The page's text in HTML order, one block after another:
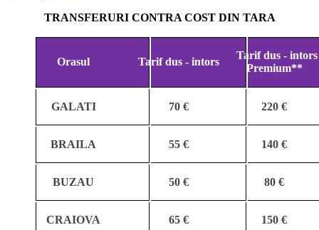
TRANSFERURI CONTRA COST DIN TARA
Orasul Tarif dus - intors
Tarif dus - intors
Premium**
GALATI 70 € 220 €
BRAILA 55 € 140 €
BUZAU 50 € 80 €
CRAIOVA 65 € 150 €